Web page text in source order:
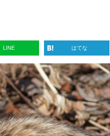
LINE はてな